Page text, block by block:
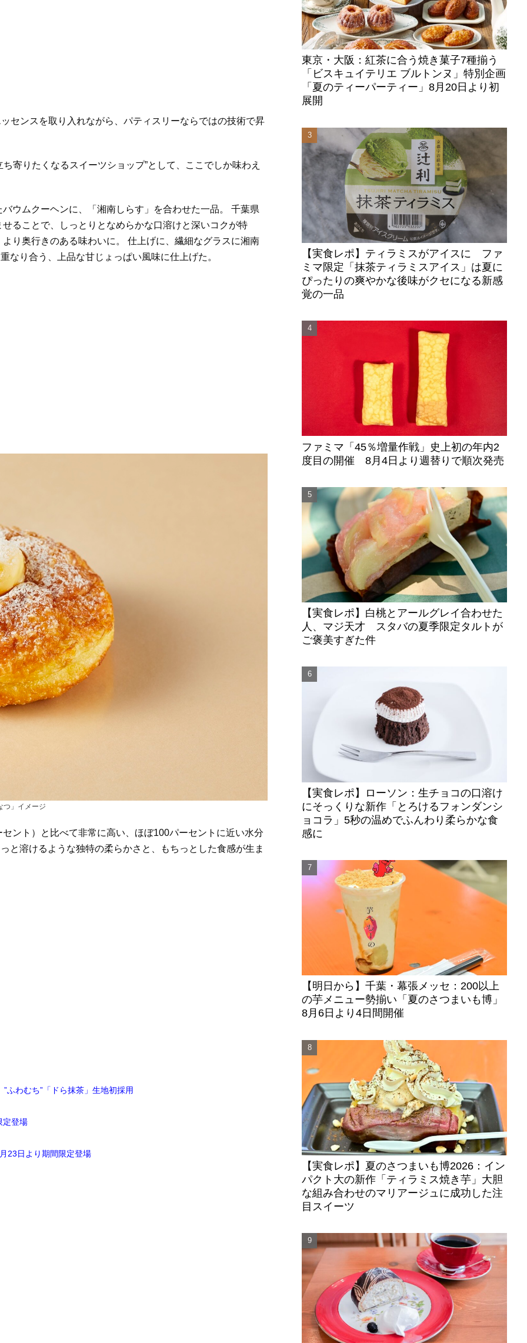
ンスを取り入れながら、パティスリーならではの技術で昇
りたくなるスイーツショップ”として、ここでしか味わえ
ウムクーヘンに、「湘南しらす」を合わせた一品。 千葉県
ることで、しっとりとなめらかな口溶けと深いコクが特
り奥行きのある味わいに。 仕上げに、繊細なグラスに湘南
なり合う、上品な甘じょっぱい風味に仕上げた。
つ」イメージ
ント）と比べて非常に高い、ほぼ100パーセントに近い水分
と溶けるような独特の柔らかさと、もちっとした食感が生ま
わむち”「ドら抹茶」生地初採用
定登場
23日より期間限定登場
東京・大阪：紅茶に合う焼き菓子7種揃う
「ビスキュイテリエ ブルトンヌ」特別企画
「夏のティーパーティー」8月20日より初
展開
【実食レポ】ティラミスがアイスに ファ
ミマ限定「抹茶ティラミスアイス」は夏に
ぴったりの爽やかな後味がクセになる新感
覚の一品
ファミマ「45％増量作戦」史上初の年内2
度目の開催 8月4日より週替りで順次発売
【実食レポ】白桃とアールグレイ合わせた
人、マジ天才 スタバの夏季限定タルトが
ご褒美すぎた件
【実食レポ】ローソン：生チョコの口溶け
にそっくりな新作「とろけるフォンダンシ
ョコラ」5秒の温めでふんわり柔らかな食
感に
【明日から】千葉・幕張メッセ：200以上
の芋メニュー勢揃い「夏のさつまいも博」
8月6日より4日間開催
【実食レポ】夏のさつまいも博2026：イン
パクト大の新作「ティラミス焼き芋」大胆
な組み合わせのマリアージュに成功した注
目スイーツ